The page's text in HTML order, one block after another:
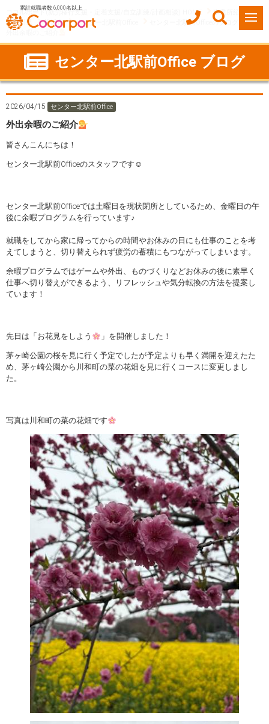
累計就職者数 6,000名以上
ココルポート(就労移行支援・定着支援/自立訓練/計画相談) HOME
事業所紹介
神奈川県
横浜市 センター北駅前Office
センター北駅前Officeのブログ
外出余暇のご紹介
センター北駅前Office ブログ
2026/04/15 センター北駅前Office
外出余暇のご紹介
皆さんこんにちは！
センター北駅前Officeのスタッフです☺
センター北駅前Officeでは土曜日を現状閉所としているため、金曜日の午
後に余暇プログラムを行っています♪
就職をしてから家に帰ってからの時間やお休みの日にも仕事のことを考
えてしまうと、切り替えられず疲労の蓄積にもつながってしまいます。
余暇プログラムではゲームや外出、ものづくりなどお休みの後に素早く
仕事へ切り替えができるよう、リフレッシュや気分転換の方法を提案し
ています！
先日は「お花見をしよう 」を開催しました！
茅ヶ崎公園の桜を見に行く予定でしたが予定よりも早く満開を迎えたた
め、茅ヶ崎公園から川和町の菜の花畑を見に行くコースに変更しまし
た。
写真は川和町の菜の花畑です